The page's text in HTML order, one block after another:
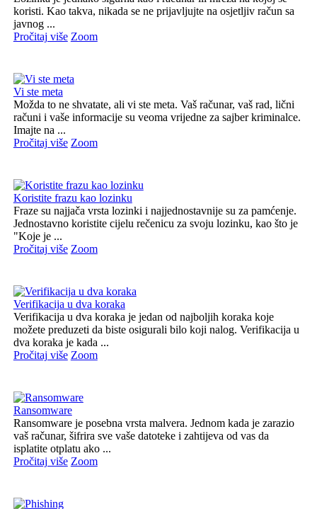
koristi. Kao takva, nikada se ne prijavljujte na osjetljiv račun sa
javnog ...
Pročitaj više Zoom
Vi ste meta
Možda to ne shvatate, ali vi ste meta. Vaš računar, vaš rad, lični
računi i vaše informacije su veoma vrijedne za sajber kriminalce.
Imajte na ...
Pročitaj više Zoom
Koristite frazu kao lozinku
Fraze su najjača vrsta lozinki i najjednostavnije su za pamćenje.
Jednostavno koristite cijelu rečenicu za svoju lozinku, kao što je
"Koje je ...
Pročitaj više Zoom
Verifikacija u dva koraka
Verifikacija u dva koraka je jedan od najboljih koraka koje
možete preduzeti da biste osigurali bilo koji nalog. Verifikacija u
dva koraka je kada ...
Pročitaj više Zoom
Ransomware
Ransomware je posebna vrsta malvera. Jednom kada je zarazio
vaš računar, šifrira sve vaše datoteke i zahtijeva od vas da
isplatite otplatu ako ...
Pročitaj više Zoom